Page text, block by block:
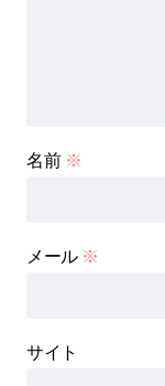
名前 ※
メール ※
サイト